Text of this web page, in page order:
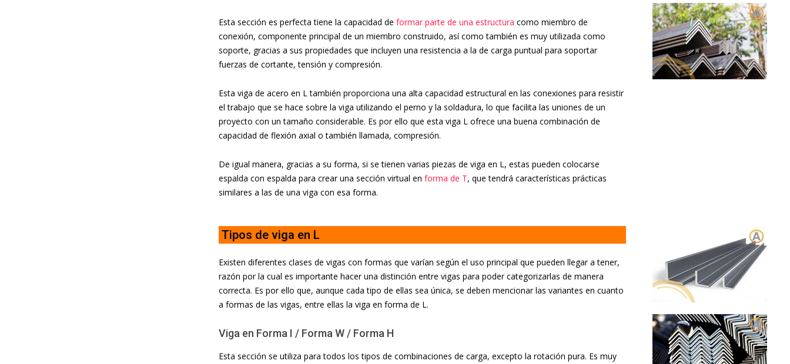
Esta sección es perfecta tiene la capacidad de formar parte de una estructura como miembro de
conexión, componente principal de un miembro construido, así como también es muy utilizada como
soporte, gracias a sus propiedades que incluyen una resistencia a la de carga puntual para soportar
fuerzas de cortante, tensión y compresión.
Esta viga de acero en L también proporciona una alta capacidad estructural en las conexiones para resistir
el trabajo que se hace sobre la viga utilizando el perno y la soldadura, lo que facilita las uniones de un
proyecto con un tamaño considerable. Es por ello que esta viga L ofrece una buena combinación de
capacidad de flexión axial o también llamada, compresión.
De igual manera, gracias a su forma, si se tienen varias piezas de viga en L, estas pueden colocarse
espalda con espalda para crear una sección virtual en forma de T, que tendrá características prácticas
similares a las de una viga con esa forma.
Tipos de viga en L
Existen diferentes clases de vigas con formas que varían según el uso principal que pueden llegar a tener,
razón por la cual es importante hacer una distinción entre vigas para poder categorizarlas de manera
correcta. Es por ello que, aunque cada tipo de ellas sea única, se deben mencionar las variantes en cuanto
a formas de las vigas, entre ellas la viga en forma de L.
Viga en Forma I / Forma W / Forma H
Esta sección se utiliza para todos los tipos de combinaciones de carga, excepto la rotación pura. Es muy